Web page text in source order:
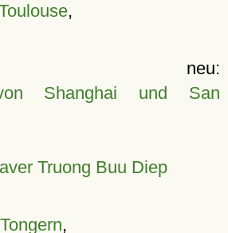
,
Shanghai und San
Truong Buu Diep
,